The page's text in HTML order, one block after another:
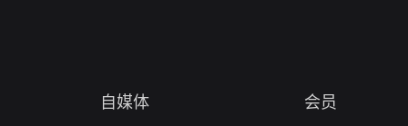
自媒体 会员